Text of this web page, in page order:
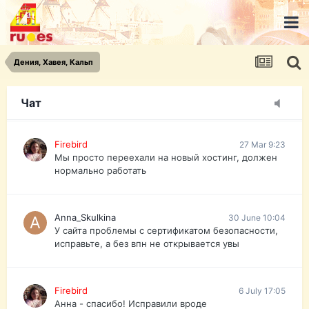
Дения, Хавея, Кальп
Чат
urist.dokument@gmail.com
https://pasport-ua.com/
Телеграмм @uristpassua
Firebird
Друзья - из России без VPN сайт и форум
Firebird 27 Mar 9:23
Мы просто переехали на новый хостинг, должен
нормально работать
Anna_Skulkina 30 June 10:04
У сайта проблемы с сертификатом безопасности,
исправьте, а без впн не открывается увы
Firebird 6 July 17:05
Анна - спасибо! Исправили вроде